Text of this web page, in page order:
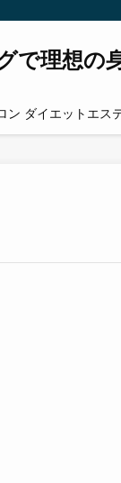
で理想の
ン ダイエットエス